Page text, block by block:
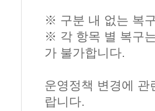
※ 구분 내 없는 복
※ 각 항목 별 복구
가 불가합니다.
운영정책 변경에
랍니다.